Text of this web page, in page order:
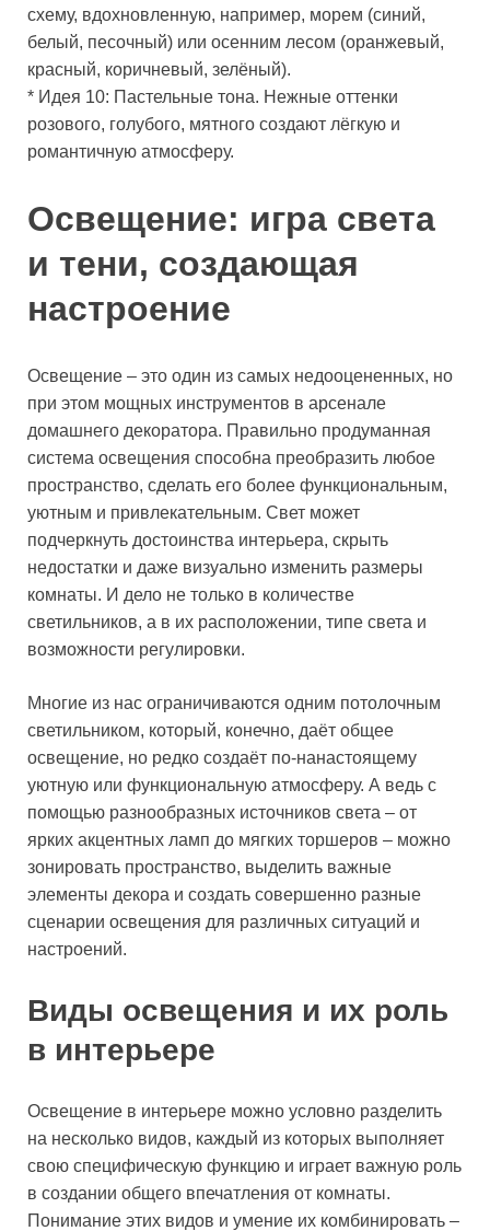
схему, вдохновленную, например, морем (синий,
белый, песочный) или осенним лесом (оранжевый,
красный, коричневый, зелёный).
* Идея 10: Пастельные тона. Нежные оттенки
розового, голубого, мятного создают лёгкую и
романтичную атмосферу.
Освещение: игра света
и тени, создающая
настроение
Освещение – это один из самых недооцененных, но
при этом мощных инструментов в арсенале
домашнего декоратора. Правильно продуманная
система освещения способна преобразить любое
пространство, сделать его более функциональным,
уютным и привлекательным. Свет может
подчеркнуть достоинства интерьера, скрыть
недостатки и даже визуально изменить размеры
комнаты. И дело не только в количестве
светильников, а в их расположении, типе света и
возможности регулировки.
Многие из нас ограничиваются одним потолочным
светильником, который, конечно, даёт общее
освещение, но редко создаёт по-нанастоящему
уютную или функциональную атмосферу. А ведь с
помощью разнообразных источников света – от
ярких акцентных ламп до мягких торшеров – можно
зонировать пространство, выделить важные
элементы декора и создать совершенно разные
сценарии освещения для различных ситуаций и
настроений.
Виды освещения и их роль
в интерьере
Освещение в интерьере можно условно разделить
на несколько видов, каждый из которых выполняет
свою специфическую функцию и играет важную роль
в создании общего впечатления от комнаты.
Понимание этих видов и умение их комбинировать –